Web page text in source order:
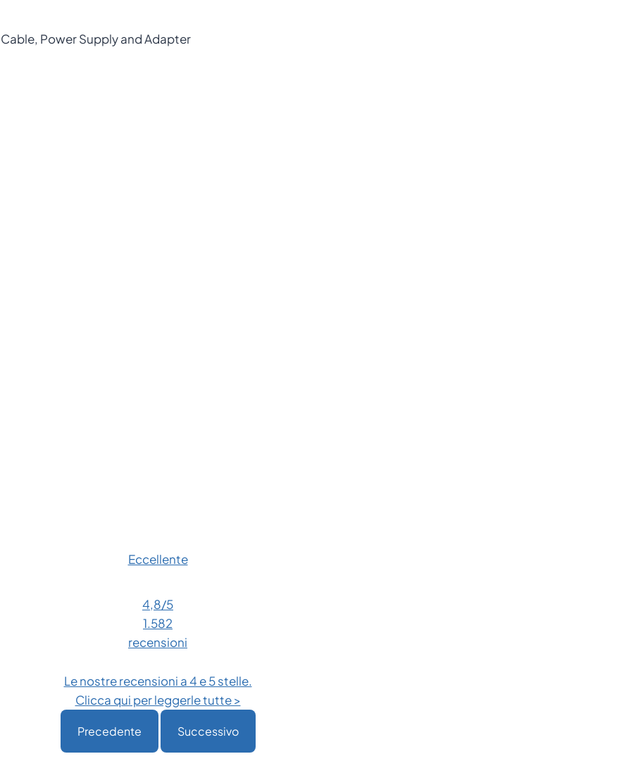
robuste e affidabili per la gestione
dell’inventario, la scansione di codici a barre e
Power Supply and Adapter
Eccellente
4,8/5
1.582
recensioni
Le nostre recensioni a 4 e 5 stelle.
Clicca qui per leggerle tutte >
Precedente Successivo